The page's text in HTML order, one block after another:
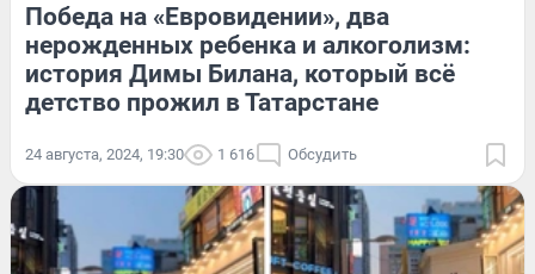
Победа на «Евровидении», два
нерожденных ребенка и алкоголизм:
история Димы Билана, который всё
детство прожил в Татарстане
24 августа, 2024, 19:30 1 616 Обсудить